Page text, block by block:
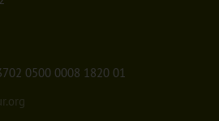
0500 0008 1820 01